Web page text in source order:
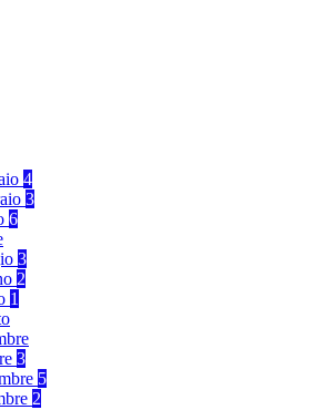
4
3
6
3
2
1
3
5
2